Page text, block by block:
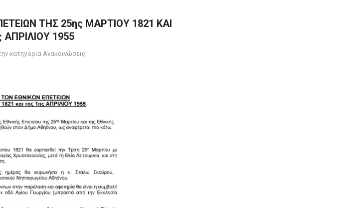
ΤΗΣ 25ης ΜΑΡΤΙΟΥ 1821 ΚΑΙ
ΑΠΡΙΛΙΟΥ 1955
κατηγορίαΑνακοινώσεις